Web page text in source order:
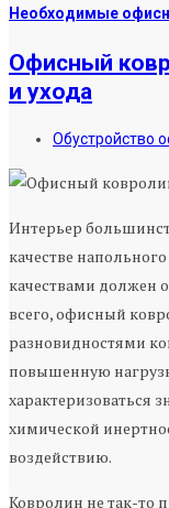
Необходимые
Офисный
и ухода
Обустройство
Интерьер
качестве
качествами должен
всего, офисный
разновидностями
повышенную
характеризоваться
химической
воздействию.
Ковролин не так-то